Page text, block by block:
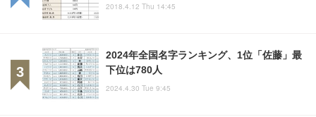
2018.4.12 Thu 14:45
2024年全国名字ランキング、1位「佐藤」最
下位は780人
2024.4.30 Tue 9:45